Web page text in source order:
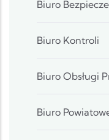
Biuro
Biuro Kontroli
Biuro Obsługi
Biuro